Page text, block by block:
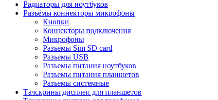
Радиаторы для ноутбуков
Разъёмы коннекторы микрофоны
Кнопки
Коннекторы подключения
Микрофоны
Разъемы Sim SD card
Разъемы USB
Разъемы питания ноутбуков
Разъемы питания планшетов
Разъемы системные
Тачскрины дисплеи для планшетов